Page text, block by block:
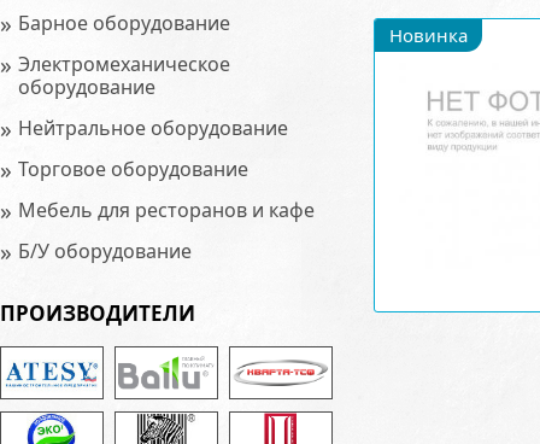
» Барное оборудование
» Электромеханическое
оборудование
» Нейтральное оборудование
» Торговое оборудование
» Мебель для ресторанов и кафе
» Б/У оборудование
ПРОИЗВОДИТЕЛИ
Новинка